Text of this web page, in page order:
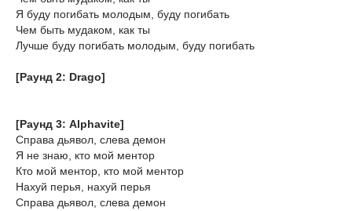
Я буду погибать молодым, буду погибать
Чем быть мудаком, как ты
Лучше буду погибать молодым, буду погибать
[Раунд 2: Drago]
[Раунд 3: Alphavite]
Справа дьявол, слева демон
Я не знаю, кто мой ментор
Кто мой ментор, кто мой ментор
Нахуй перья, нахуй перья
Справа дьявол, слева демон